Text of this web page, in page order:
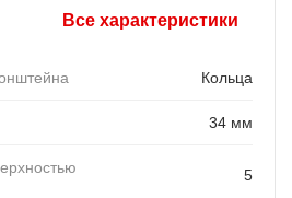
Все характеристики
Кольца
34 мм
5